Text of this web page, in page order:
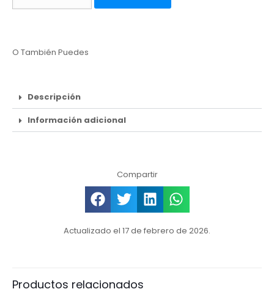
O También Puedes
Descripción
Información adicional
Compartir
Actualizado el 17 de febrero de 2026.
Productos relacionados